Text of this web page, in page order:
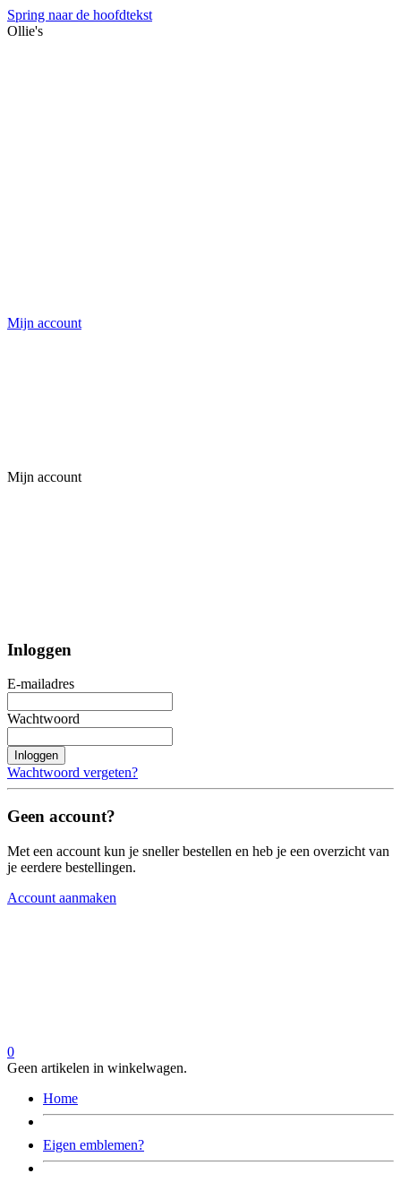
Spring naar de hoofdtekst
Ollie's
Mijn account
Mijn account
Inloggen
E-mailadres
Wachtwoord
Inloggen
Wachtwoord vergeten?
Geen account?
Met een account kun je sneller bestellen en heb je een overzicht van
je eerdere bestellingen.
Account aanmaken
0
Geen artikelen in winkelwagen.
Home
Eigen emblemen?